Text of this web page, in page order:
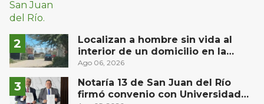
Localizan a hombre sin vida al
interior de un domicilio en la
comunidad El Rodeo, San Juan del
Ago 06, 2026
Notaría 13 de San Juan del Río
firmó convenio con Universidad